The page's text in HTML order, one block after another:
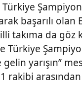
başarılı olan
takıma da göz
Türkiye
gelin yarışın”
rakibi